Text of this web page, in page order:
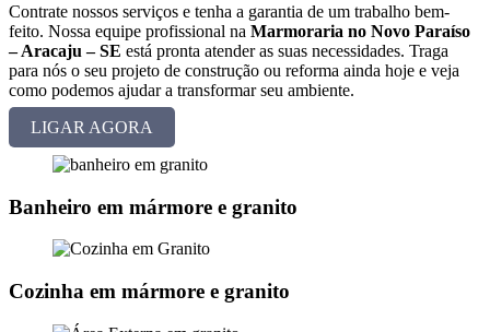
Contrate nossos serviços e tenha a garantia de um trabalho bem-
feito. Nossa equipe profissional na Marmoraria no Novo Paraíso
– Aracaju – SE está pronta atender as suas necessidades. Traga
para nós o seu projeto de construção ou reforma ainda hoje e veja
como podemos ajudar a transformar seu ambiente.
LIGAR AGORA
Banheiro em mármore e granito
Cozinha em mármore e granito